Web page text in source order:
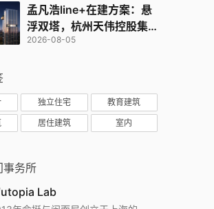
孟凡浩line+在建方案：悬
浮双塔，杭州天伟控股集
团总部
2026-08-05
独立住宅 教育建筑
居住建筑 室内
事务所
Lab